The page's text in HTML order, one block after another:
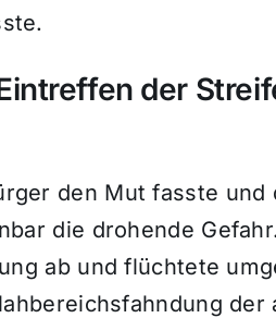
der
den Mut fasste und
die drohende
ab und flüchtete